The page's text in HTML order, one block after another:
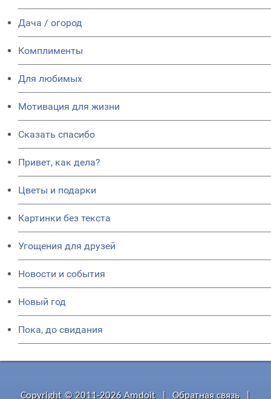
Дача / огород
Комплименты
Для любимых
Мотивация для жизни
Сказать спасибо
Привет, как дела?
Цветы и подарки
Картинки без текста
Угощения для друзей
Новости и события
Новый год
Пока, до свидания
Copyright © 2011-2026 Amdoit Обратная связь